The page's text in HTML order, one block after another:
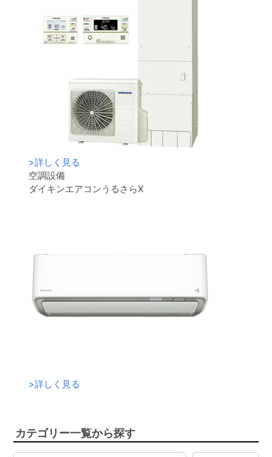
>詳しく見る
空調設備
ダイキンエアコンうるさらX
>詳しく見る
カテゴリー一覧から探す